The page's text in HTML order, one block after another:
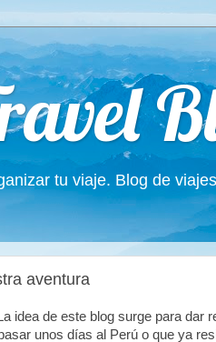
tu viaje. Blog de
aventura
idea de este blog surge para dar
unos días al Perú o que ya